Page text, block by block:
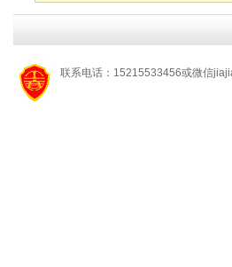
联系电话：15215533456或微信